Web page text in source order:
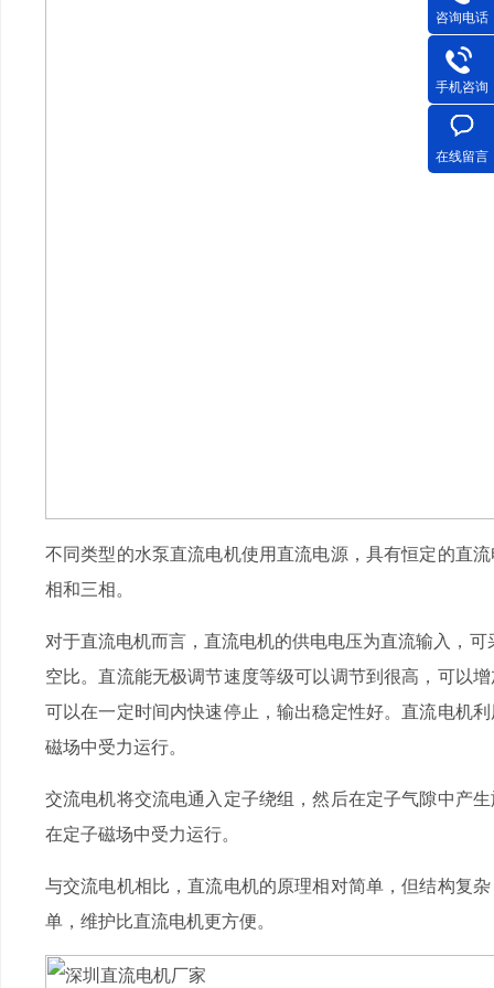
不同类型的水泵直流电机使用直流电源，具有恒定的直
相和三相。
对于直流电机而言，直流电机的供电电压为直流输入，
空比。直流能无极调节速度等级可以调节到很高，可以
可以在一定时间内快速停止，输出稳定性好。直流电机
磁场中受力运行。
交流电机将交流电通入定子绕组，然后在定子气隙中产
在定子磁场中受力运行。
与交流电机相比，直流电机的原理相对简单，但结构复
单，维护比直流电机更方便。
咨询电话
手机咨询
在线留言